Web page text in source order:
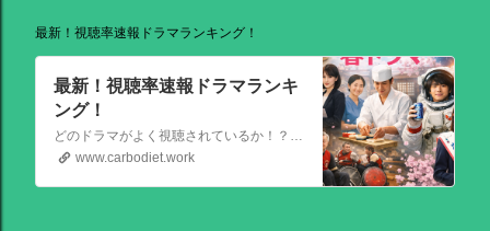
最新！視聴率速報ドラマランキング！
最新！視聴率速報ドラマランキ
ング！
どのドラマがよく視聴されているか！？視聴率速報ドラマランキングを大公開！相棒強し！日曜劇場強し！
www.carbodiet.work